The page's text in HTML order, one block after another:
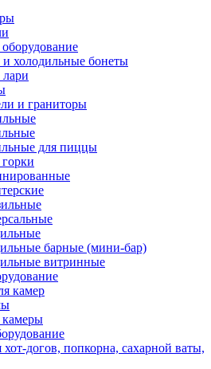
холодильные бонеты
и граниторы
для пиццы
барные (мини-бар)
витринные
камер
догов, попкорна, сахарной ваты,